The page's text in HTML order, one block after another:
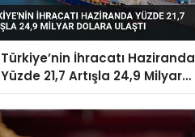
Türkiye’nin İhracatı Haziranda
Yüzde 21,7 Artışla 24,9 Milyar
Dolara Ulaştı